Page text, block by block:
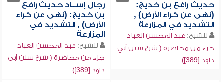
حديث رافع بن خديج:
(نهى عن كراء الأرض) ,
التشديد في المزارعة
للشيخ: عبد المحسن العباد
جزء من محاضرة ( شرح سنن أبي
داود [389])
رجال إسناد حديث رافع
بن خديج: (نهى عن كراء
الأرض) , التشديد في
المزارعة
للشيخ: عبد المحسن العباد
جزء من محاضرة ( شرح سنن أبي
داود [389])